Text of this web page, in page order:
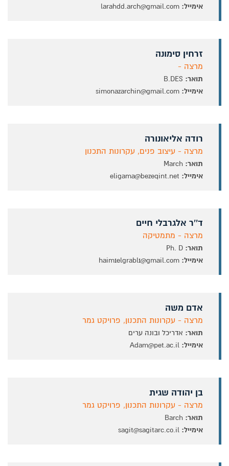
אימייל:larahdd.arch@gmail.com
זרחין סימונה
מרצה -
תואר: B.DES
אימייל:simonazarchin@gmail.com
רודה אליאונורה
מרצה - עיצוב פנים, עקרונות התכנון
תואר:March
אימייל: eligama@bezeqint.net
ד''ר אלגרבלי חיים
מרצה - מתמטיקה
תואר:Ph. D
אימייל:haim1elgrabl1@gmail.com
אדם משה
מרצה - עקרונות התכנון, פרויקט גמר
תואר: אדריכל ובונה ערים
אימייל:Adam@pet.ac.il
בן יהודה שגית
מרצה - עקרונות התכנון, פרויקט גמר
תואר:Barch
אימייל:sagit@sagitarc.co.il